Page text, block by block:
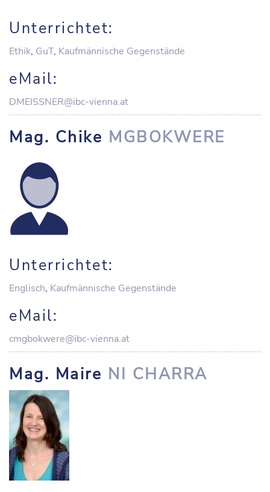
Unterrichtet:
Ethik, GuT, Kaufmännische Gegenstände
eMail:
DMEISSNER@ibc-vienna.at
Mag. Chike MGBOKWERE
Unterrichtet:
Englisch, Kaufmännische Gegenstände
eMail:
cmgbokwere@ibc-vienna.at
Mag. Maire NI CHARRA